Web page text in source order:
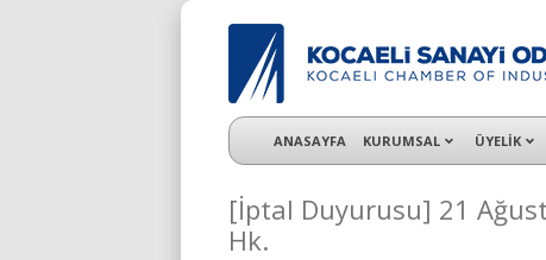
KSO 3500’ü aşkın sanayi kuruluşuna
ANASAYFA KURUMSAL ÜYELİK
[İptal Duyurusu] 21
Hk.